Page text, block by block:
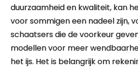
duurzaamheid en kwaliteit, kan
voor sommigen een nadeel zijn,
schaatsers die de voorkeur
modellen voor meer
het ijs. Het is belangrijk om